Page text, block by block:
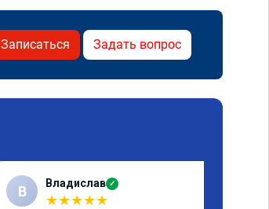
Записаться Задать вопрос
В Владислав ✓
★★★★★